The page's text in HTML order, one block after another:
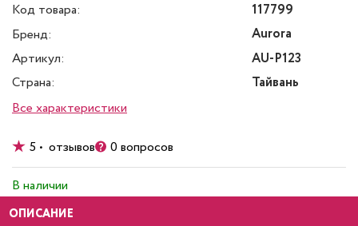
Код товара:
117799
Бренд:
Aurora
Артикул:
AU-P123
Страна:
Тайвань
Все характеристики
5 • отзывов 0 вопросов
В наличии
ОПИСАНИЕ